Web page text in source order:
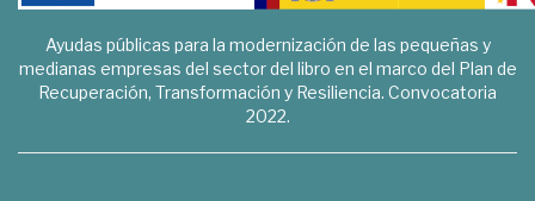
Ayudas públicas para la modernización de las pequeñas y
medianas empresas del sector del libro en el marco del Plan de
Recuperación, Transformación y Resiliencia. Convocatoria
2022.